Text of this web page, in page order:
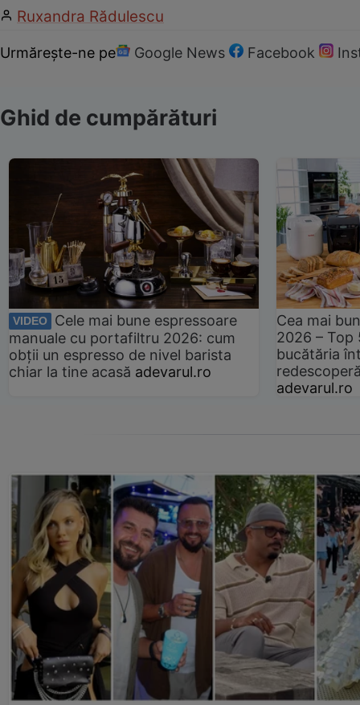
Ruxandra Rădulescu
Urmărește-ne pe Google News Facebook
Ghid de cumpărături
VIDEO
Cele mai bune espressoare
manuale cu portafiltru 2026: cum
obții un espresso de nivel barista
chiar la tine acasă adevarul.ro
Cea mai
2026 –
bucătăria
adevarul.ro